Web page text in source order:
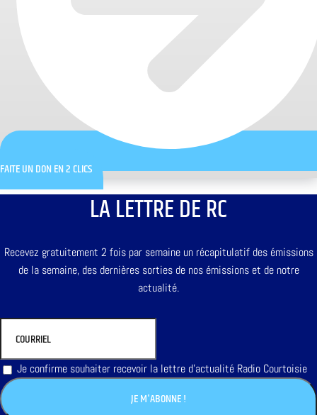
FAITE UN DON EN 2 CLICS
LA LETTRE DE RC
Recevez gratuitement 2 fois par semaine un récapitulatif des émissions
de la semaine, des dernières sorties de nos émissions et de notre
actualité.
Je confirme souhaiter recevoir la lettre d'actualité Radio Courtoisie